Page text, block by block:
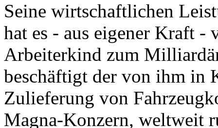
Seine wirtschaftlichen
hat es - aus eigener Kraft -
Arbeiterkind zum
beschäftigt der von ihm in
Zulieferung von
Magna-Konzern, weltweit